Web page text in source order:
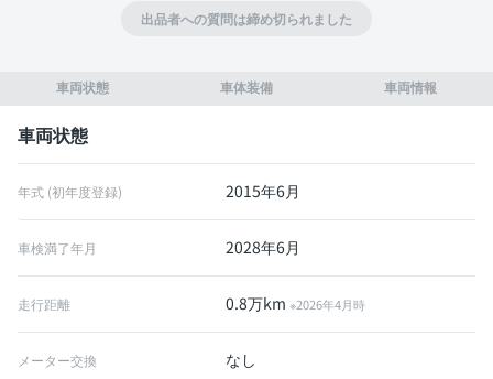
車両状態 車体装備 車両情報
車両状態
年式 (初年度登録) 2015年6月
車検満了年月 2028年6月
走行距離 0.8万km※2026年4月時
メーター交換 なし
出品者への質問は締め切られました